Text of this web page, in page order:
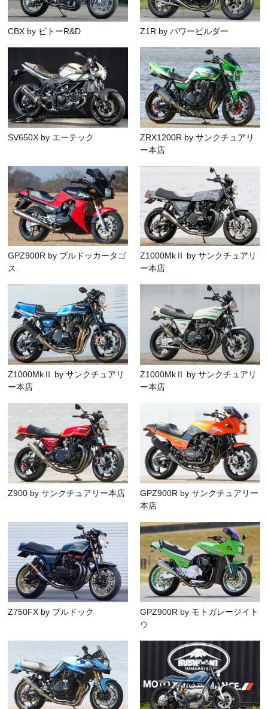
CBX by ビトーR&D Z1R by パワービルダー
SV650X by エーテック
ZRX1200R by サンクチュアリ
ー本店
GPZ900R by ブルドッカータゴ
ス
Z1000MkⅡ by サンクチュアリ
ー本店
Z1000MkⅡ by サンクチュアリ
ー本店
Z1000MkⅡ by サンクチュアリ
ー本店
Z900 by サンクチュアリー本店
GPZ900R by サンクチュアリー
本店
Z750FX by ブルドック
GPZ900R by モトガレージイト
ウ